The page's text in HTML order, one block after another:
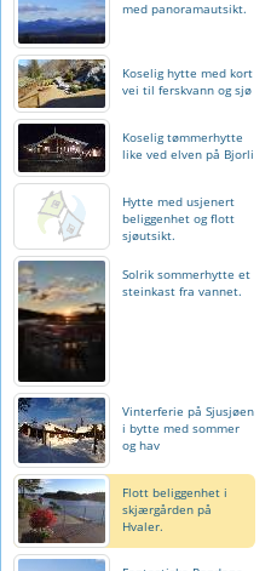
med panoramautsikt.
Koselig hytte med kort
vei til ferskvann og sjø
Koselig tømmerhytte
like ved elven på Bjorli
Hytte med usjenert
beliggenhet og flott
sjøutsikt.
Solrik sommerhytte et
steinkast fra vannet.
Vinterferie på Sjusjøen
i bytte med sommer
og hav
Flott beliggenhet i
skjærgården på
Hvaler.